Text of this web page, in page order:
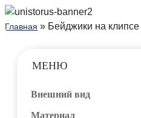
Главная » Бейджики на клипсе
МЕНЮ
Внешний вид
Материал